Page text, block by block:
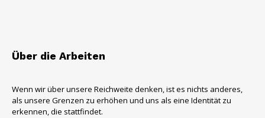
Über die Arbeiten
Wenn wir über unsere Reichweite denken, ist es nichts anderes,
als unsere Grenzen zu erhöhen und uns als eine Identität zu
erkennen, die stattfindet.